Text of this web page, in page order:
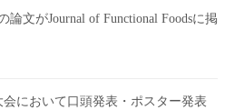
文がJournal of Functional Foodsに掲
において口頭発表・ポスター発表